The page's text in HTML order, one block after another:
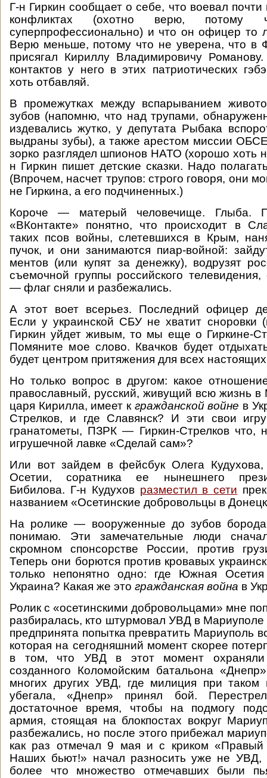
Г-н Гиркин сообщает о себе, что воевал
конфликтах (охотно верю,
суперпрофессионально) и что он офицер то
Верю меньше, потому что не уверена, что в
присягал Кириллу Владимировичу
контактов у него в этих патриотических
хоть отбавляй.
В промежутках между вспарыванием
зубов (напомню, что над трупами,
издевались жутко, у депутата Рыбака
выдраны зубы), а также арестом миссии
зорко разглядел шпионов НАТО (хорошо хоть
н Гиркин пишет детские сказки. Надо
(Впрочем, насчет трупов: строго говоря, они
не Гиркина, а его подчиненных.)
Короче — матерый человечище. Глыба.
«ВКонтакте» понятно, что происходит в
таких псов войны, слетевшихся в Крым,
пучок, и они занимаются пиар-войной:
ментов (или купят за денежку), водрузят
съемочной группы российского
— флаг сняли и разбежались.
А этот воет всерьез. Последний офицер
Если у украинской СБУ не хватит сноровки
Гиркин уйдет живым, то мы еще о Гиркине-
Помяните мое слово. Квачков будет
будет центром притяжения для всех
Но только вопрос в другом: какое
православный, русский, живущий всю жизнь
царя Кирилла, имеет к гражданской войне в
Стрелков, и где Славянск? И эти свои
гранатометы, ПЗРК — Гиркин-Стрелков что,
игрушечной лавке «Сделай сам»?
Или вот зайдем в фейсбук Олега
Осетии, соратника ее нынешнего
Бибилова. Г-н Кудухов разместил в сети
названием «Осетинские добровольцы в
На ролике — вооруженные до зубов
понимаю. Эти замечательные люди
скромном спонсорстве России, против
Теперь они борются против кровавых
только непонятно одно: где Южная
Украина? Какая же это гражданская война в
Ролик с «осетинскими добровольцами» мне
разбиралась, кто штурмовал УВД в
предпринята попытка превратить Мариуполь
которая на сегодняшний момент скорее
в том, что УВД в этот момент охраняли
созданного Коломойским батальона
многих других УВД, где милиция при таком
убегала, «Днепр» принял бой.
достаточное время, чтобы на подмогу
армия, стоящая на блокпостах вокруг
разбежались, но после этого прибежал
как раз отмечал 9 мая и с криком
Наших бьют!» начал разносить уже не УВД,
более что множество отмечавших были